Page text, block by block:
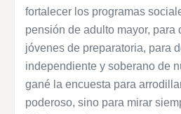
fortalecer los programas
pensión de adulto mayor, para
jóvenes de preparatoria, para
independiente y soberano de
gané la encuesta para
poderoso, sino para mirar